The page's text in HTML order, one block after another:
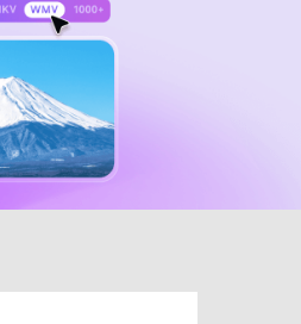
音声をテキストに >
録画・録音 >